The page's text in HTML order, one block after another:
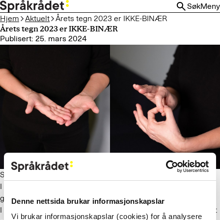
Denne nettsida brukar informasjonskapslar
Vi brukar informasjonskapslar (cookies) for å analysere
HOPP
TIL
HOVEDINNHOLD
SøkMeny
Hjem
Aktuelt
Årets tegn 2023 er IKKE-BINÆR
Årets tegn 2023 er IKKE-BINÆR
Publisert: 25. mars 2024
Skrevet av: Språkrådet
I dag, den 25. mars, er det den nasjonale tegnspråkdagen. Vi
gratulerer og feirer med å kåre årets tegn.
I arbeidet med kåringen av årets tegn 2023 ble publikum bedt